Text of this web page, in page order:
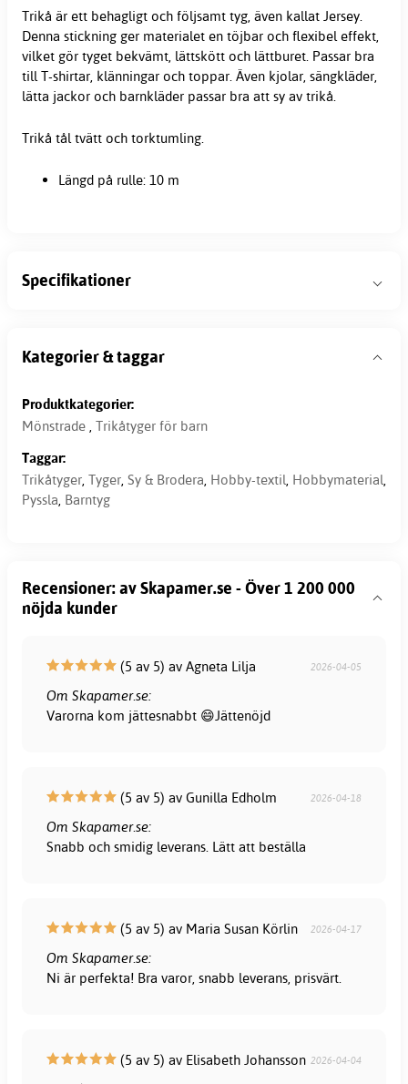
Trikå är ett behagligt och följsamt tyg, även kallat Jersey.
Denna stickning ger materialet en töjbar och flexibel effekt,
vilket gör tyget bekvämt, lättskött och lättburet. Passar bra
till T-shirtar, klänningar och toppar. Även kjolar, sängkläder,
lätta jackor och barnkläder passar bra att sy av trikå.
Trikå tål tvätt och torktumling.
Längd på rulle: 10 m
Specifikationer
Kategorier & taggar
Produktkategorier:
Mönstrade , Trikåtyger för barn
Taggar:
Trikåtyger, Tyger, Sy & Brodera, Hobby-textil, Hobbymaterial,
Pyssla, Barntyg
Recensioner: av Skapamer.se - Över 1 200 000
nöjda kunder
(5 av 5) av Agneta Lilja 2026-04-05
Om Skapamer.se:
Varorna kom jättesnabbt 😄Jättenöjd
(5 av 5) av Gunilla Edholm 2026-04-18
Om Skapamer.se:
Snabb och smidig leverans. Lätt att beställa
(5 av 5) av Maria Susan Körlin 2026-04-17
Om Skapamer.se:
Ni är perfekta! Bra varor, snabb leverans, prisvärt.
(5 av 5) av Elisabeth Johansson 2026-04-04